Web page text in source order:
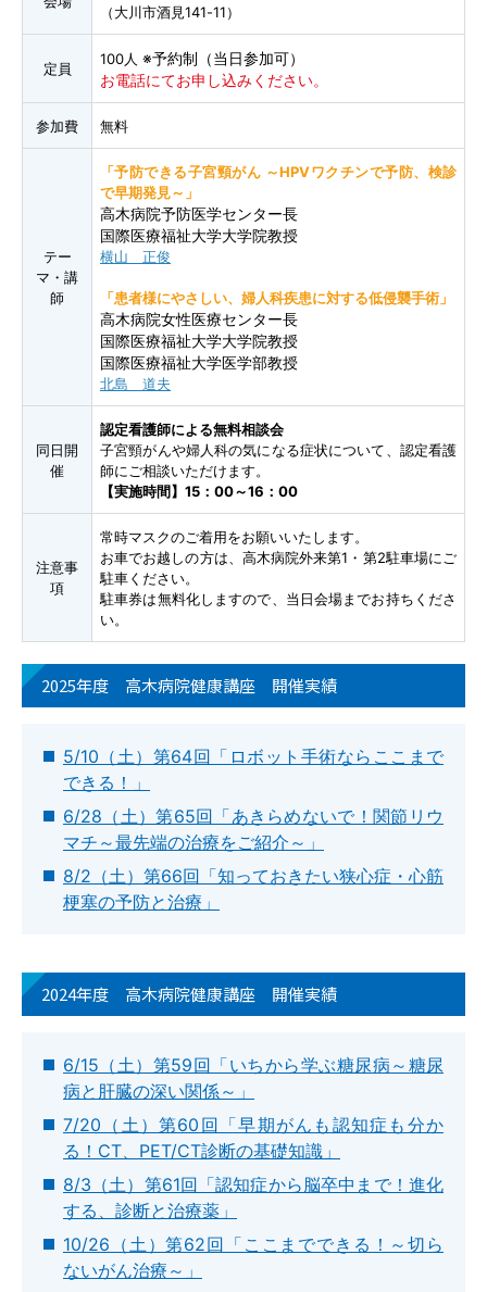
（大川市酒見141-11）
定員
100人 ※予約制（当日参加可）
お電話にてお申し込みください。
参加費 無料
テー
マ・講
師
「予防できる子宮頸がん ～HPVワクチンで予防、検診
で早期発見～」
高木病院予防医学センター長
国際医療福祉大学大学院教授
横山 正俊
「患者様にやさしい、婦人科疾患に対する低侵襲手術」
高木病院女性医療センター長
国際医療福祉大学大学院教授
国際医療福祉大学医学部教授
北島 道夫
同日開
催
認定看護師による無料相談会
子宮頸がんや婦人科の気になる症状について、認定看護
師にご相談いただけます。
【実施時間】15：00～16：00
注意事
項
常時マスクのご着用をお願いいたします。
お車でお越しの方は、高木病院外来第1・第2駐車場にご
駐車ください。
駐車券は無料化しますので、当日会場までお持ちくださ
い。
2025年度 高木病院健康講座 開催実績
5/10（土）第64回「ロボット手術ならここまで
できる！」
6/28（土）第65回「あきらめないで！関節リウ
マチ～最先端の治療をご紹介～」
8/2（土）第66回「知っておきたい狭心症・心筋
梗塞の予防と治療」
2024年度 高木病院健康講座 開催実績
6/15（土）第59回「いちから学ぶ糖尿病～糖尿
病と肝臓の深い関係～」
7/20（土）第60回「早期がんも認知症も分か
る！CT、PET/CT診断の基礎知識」
8/3（土）第61回「認知症から脳卒中まで！進化
する、診断と治療薬」
10/26（土）第62回「ここまでできる！～切ら
ないがん治療～」